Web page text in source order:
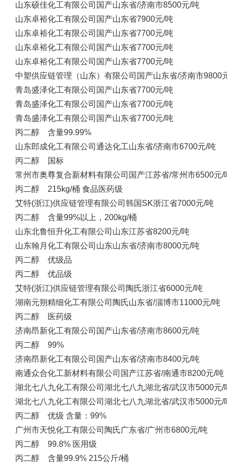
山东硕佳化工有限公司 国产山东省/济南市8500元/吨
山东卓裕化工有限公司 国产山东省7900元/吨
山东卓裕化工有限公司 国产山东省7700元/吨
山东卓裕化工有限公司 国产山东省7700元/吨
山东卓裕化工有限公司 国产山东省7700元/吨
中塑供应链管理（山东）有限公司 国产山东省/济南市9800
青岛盛泽化工有限公司 国产山东省7700元/吨
青岛盛泽化工有限公司 国产山东省7700元/吨
青岛盛泽化工有限公司 国产山东省7700元/吨
丙二醇 含量99.99%
山东郎成化工有限公司 通达化工山东省/济南市6700元/吨
丙二醇 国标
常州市奥尊复合新材料有限公司 国产江苏省/常州市6500元/
丙二醇 215kg/桶 食品医药级
艾特(浙江)供应链管理有限公司 韩国SK浙江省7000元/吨
丙二醇 含量99%以上，200kg/桶
山东北鲁恒升化工有限公司 山东江苏省8200元/吨
山东翰月化工有限公司 山东山东省/济南市8000元/吨
丙二醇 优级品
丙二醇 优品级
艾特(浙江)供应链管理有限公司 陶氏浙江省6000元/吨
湖南元朔精细化工有限公司 陶氏山东省/淄博市11000元/吨
丙二醇 医药级
济南昂新化工有限公司 国产山东省/济南市8600元/吨
丙二醇 99%
济南昂新化工有限公司 国产山东省/济南市8400元/吨
南通众合化工新材料有限公司 国产江苏省/南通市8200元/吨
湖北七八九化工有限公司 湖北七八九湖北省/武汉市5000元/
湖北七八九化工有限公司 湖北七八九湖北省/武汉市5000元/
丙二醇 优级 含量：99%
广州市天悦化工有限公司 陶氏广东省/广州市6800元/吨
丙二醇 99.8% 医用级
丙二醇 含量99.9% 215公斤/桶